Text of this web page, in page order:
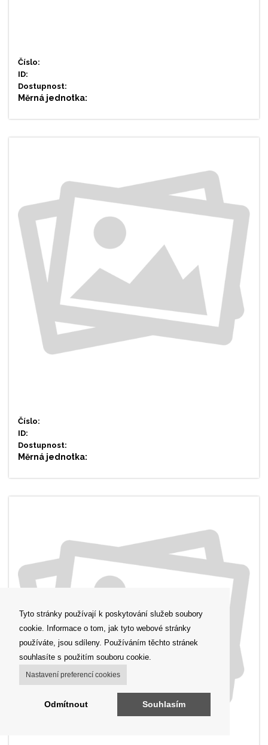
Tyto stránky používají k poskytování služeb soubory
cookie. Informace o tom, jak tyto webové stránky
používáte, jsou sdíleny. Používáním těchto stránek
souhlasíte s použitím souboru cookie.
Nastavení preferencí cookies
Odmítnout Souhlasím
Číslo:
ID:
Dostupnost:
Měrná jednotka:
Číslo:
ID:
Dostupnost:
Měrná jednotka: